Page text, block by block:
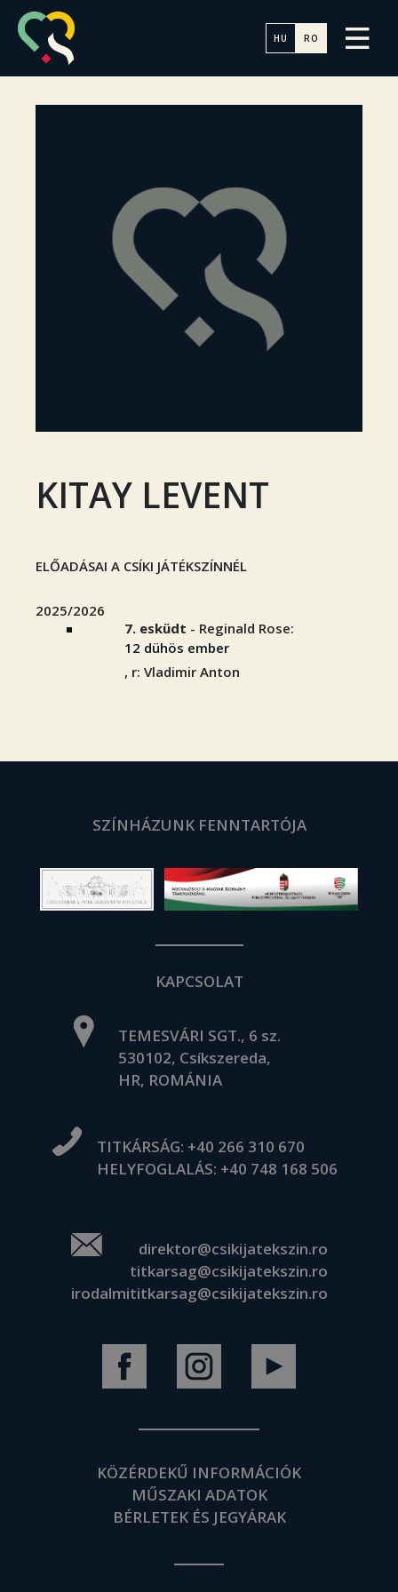
HU RO
KITAY LEVENT
ELŐADÁSAI A CSÍKI JÁTÉKSZÍNNÉL
2025/2026
7. esküdt - Reginald Rose:
12 dühös ember
, r: Vladimir Anton
SZÍNHÁZUNK FENNTARTÓJA
KAPCSOLAT
TEMESVÁRI SGT., 6 sz.
530102, Csíkszereda,
HR, ROMÁNIA
TITKÁRSÁG: +40 266 310 670
HELYFOGLALÁS: +40 748 168 506
direktor@csikijatekszin.ro
titkarsag@csikijatekszin.ro
irodalmititkarsag@csikijatekszin.ro
KÖZÉRDEKŰ INFORMÁCIÓK
MŰSZAKI ADATOK
BÉRLETEK ÉS JEGYÁRAK